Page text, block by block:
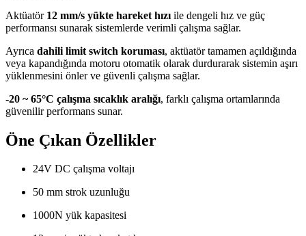
Aktüatör 12 mm/s yükte hareket hızı ile dengeli hız ve güç
performansı sunarak sistemlerde verimli çalışma sağlar.
Ayrıca dahili limit switch koruması, aktüatör tamamen açıldığında
veya kapandığında motoru otomatik olarak durdurarak sistemin aşırı
yüklenmesini önler ve güvenli çalışma sağlar.
-20 ~ 65°C çalışma sıcaklık aralığı, farklı çalışma ortamlarında
güvenilir performans sunar.
Öne Çıkan Özellikler
24V DC çalışma voltajı
50 mm strok uzunluğu
1000N yük kapasitesi